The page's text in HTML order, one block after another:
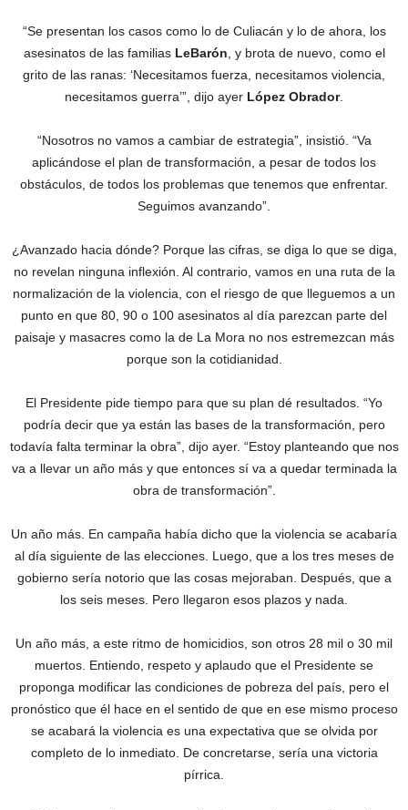
“Se presentan los casos como lo de Culiacán y lo de ahora, los
asesinatos de las familias LeBarón , y brota de nuevo, como el
grito de las ranas: ‘Necesitamos fuerza, necesitamos violencia,
necesitamos guerra’”, dijo ayer López Obrador.
“Nosotros no vamos a cambiar de estrategia”, insistió. “Va
aplicándose el plan de transformación, a pesar de todos los
obstáculos, de todos los problemas que tenemos que enfrentar.
Seguimos avanzando”.
¿Avanzado hacia dónde? Porque las cifras, se diga lo que se diga,
no revelan ninguna inflexión. Al contrario, vamos en una ruta de la
normalización de la violencia, con el riesgo de que lleguemos a un
punto en que 80, 90 o 100 asesinatos al día parezcan parte del
paisaje y masacres como la de La Mora no nos estremezcan más
porque son la cotidianidad.
El Presidente pide tiempo para que su plan dé resultados. “Yo
podría decir que ya están las bases de la transformación, pero
todavía falta terminar la obra”, dijo ayer. “Estoy planteando que nos
va a llevar un año más y que entonces sí va a quedar terminada la
obra de transformación”.
Un año más. En campaña había dicho que la violencia se acabaría
al día siguiente de las elecciones. Luego, que a los tres meses de
gobierno sería notorio que las cosas mejoraban. Después, que a
los seis meses. Pero llegaron esos plazos y nada.
Un año más, a este ritmo de homicidios, son otros 28 mil o 30 mil
muertos. Entiendo, respeto y aplaudo que el Presidente se
proponga modificar las condiciones de pobreza del país, pero el
pronóstico que él hace en el sentido de que en ese mismo proceso
se acabará la violencia es una expectativa que se olvida por
completo de lo inmediato. De concretarse, sería una victoria
pírrica.